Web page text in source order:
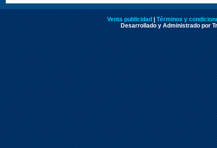
Venta publicidad
Términos y
Desarrollado y Administrado por